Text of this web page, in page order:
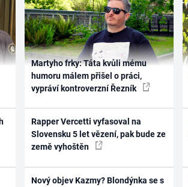
Martyho frky: Táta kvůli mému
humoru málem přišel o práci,
vypráví kontroverzní Řezník
Rapper Vercetti vyfasoval na
Slovensku 5 let vězení, pak bude ze
země vyhoštěn
Nový objev Kazmy? Blondýnka se s